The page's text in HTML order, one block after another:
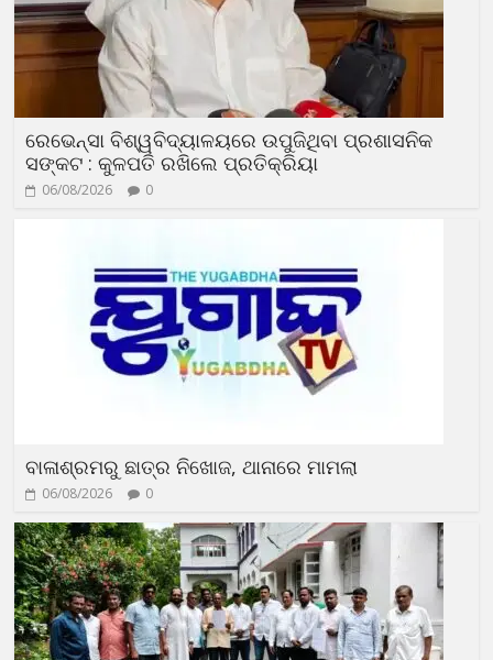
ରେଭେନ୍ସା ବିଶ୍ୱବିଦ୍ୟାଳୟରେ ଉପୁଜିଥିବା ପ୍ରଶାସନିକ
ସଙ୍କଟ : କୁଳପତି ରଖିଲେ ପ୍ରତିକ୍ରିୟା
06/08/2026 0
ବାଳାଶ୍ରମରୁ ଛାତ୍ର ନିଖୋଜ, ଥାନାରେ ମାମଲା
06/08/2026 0